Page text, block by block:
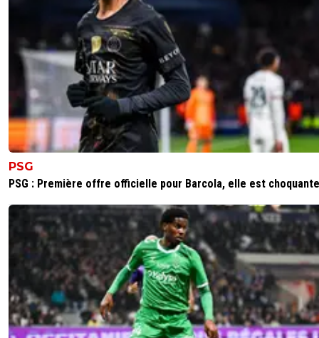
FM c'est de la merde en barre.... Mais ca ne
pas que tu prennes ce truc en référence....
0+ Répondre
johnny-m71 28 juin 2026 à 10:01
Oui mais là c'est du réel !!
On verras bien !
0 Répondre
PSG
PSG : Première offre officielle pour Barcola, elle est choquante